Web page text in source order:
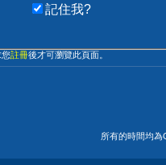
記住我?
您註冊後才可瀏覽此頁面。
所有的時間均為